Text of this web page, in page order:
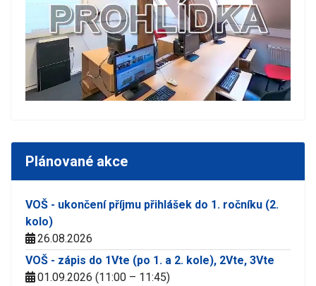
Plánované akce
VOŠ - ukončení příjmu přihlášek do 1. ročníku (2.
kolo)
26.08.2026
VOŠ - zápis do 1Vte (po 1. a 2. kole), 2Vte, 3Vte
01.09.2026 (11:00 – 11:45)